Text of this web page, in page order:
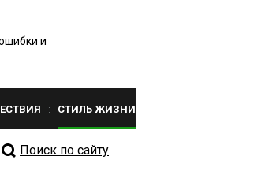
и
СТИЛЬ ЖИЗНИ
Поиск по сайту